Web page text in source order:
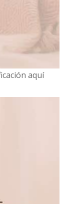
aquí